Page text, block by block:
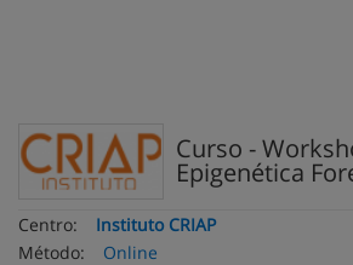
Curso -
Epigenética
Centro:
Instituto CRIAP
Método:
Online